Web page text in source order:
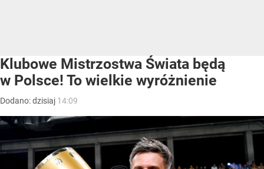
Klubowe Mistrzostwa Świata będą
w Polsce! To wielkie wyróżnienie
Dodano:dzisiaj 14:09